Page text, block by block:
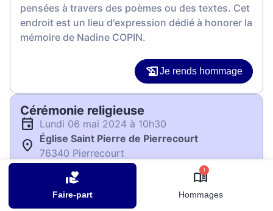
Faire-part
1
Hommages
pensées à travers des poèmes ou des textes. Cet
endroit est un lieu d'expression dédié à honorer la
mémoire de Nadine COPIN.
Je rends hommage
Cérémonie religieuse
lundi 06 mai 2024 à 10h30
Église Saint Pierre de Pierrecourt
76340 Pierrecourt
Je rends hommage